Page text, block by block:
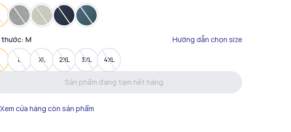
thước: M Hướng dẫn chọn size
L XL 2XL 3XL 4XL
Sản phẩm đang tạm hết hàng
Xem cửa hàng còn sản phẩm